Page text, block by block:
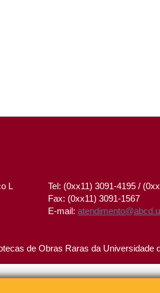
L
Tel: (0xx11) 3091-4195 /
Fax: (0xx11) 3091-1567
E-mail:
de Obras Raras da Universidade